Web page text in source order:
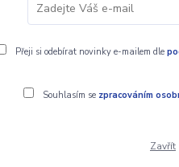
Přeji si odebírat novinky e-mailem dle
Souhlasím se zpracováním
Zavřít